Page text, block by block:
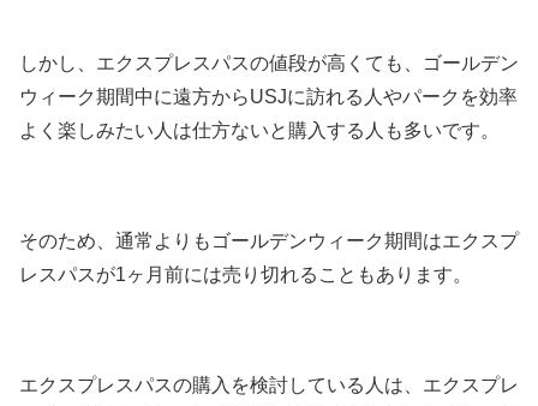
しかし、エクスプレスパスの値段が高くても、ゴールデン
ウィーク期間中に遠方からUSJに訪れる人やパークを効率
よく楽しみたい人は仕方ないと購入する人も多いです。
そのため、通常よりもゴールデンウィーク期間はエクスプ
レスパスが1ヶ月前には売り切れることもあります。
エクスプレスパスの購入を検討している人は、エクスプレ